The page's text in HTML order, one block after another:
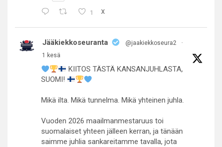
1 X
Jääkiekkoseuranta @jaakiekkoseura2
·
1 kesä
KIITOS TÄSTÄ KANSANJUHLASTA,
SUOMI!
Mikä ilta. Mikä tunnelma. Mikä yhteinen juhla.
Vuoden 2026 maailmanmestaruus toi
suomalaiset yhteen jälleen kerran, ja tänään
saimme juhlia sankareitamme tavalla, jota